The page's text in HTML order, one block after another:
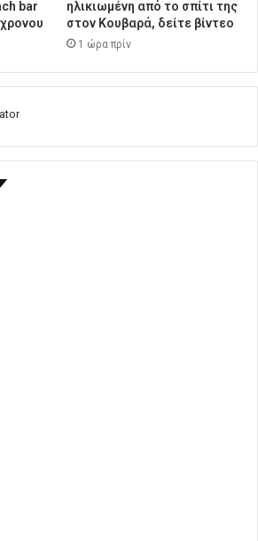
bar
ηλικιωμένη από το σπίτι της
στον Κουβαρά, δείτε βίντεο
1 ώρα πρίν